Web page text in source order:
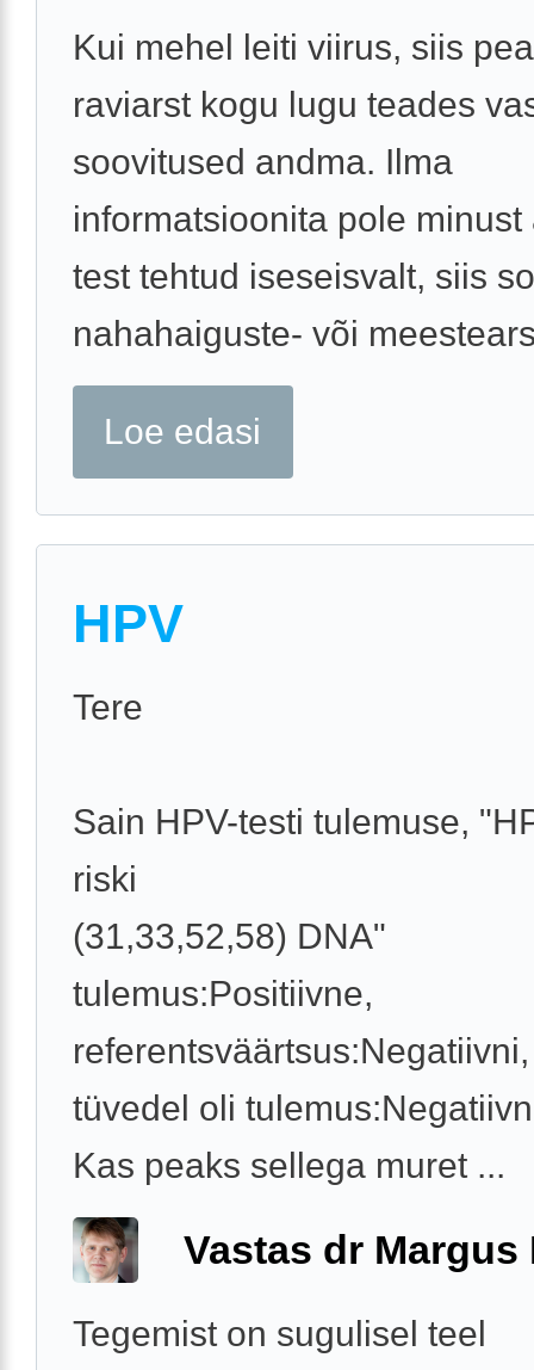
Kui mehel leiti viirus, siis
raviarst kogu lugu teades
soovitused andma. Ilma
informatsioonita pole minust
test tehtud iseseisvalt, siis
nahahaiguste- või
Loe edasi
HPV
Tere
Sain HPV-testi tulemuse,
riski
(31,33,52,58) DNA"
tulemus:Positiivne,
tüvedel oli
Kas peaks sellega muret ...
Vastas dr Margus
Tegemist on sugulisel teel